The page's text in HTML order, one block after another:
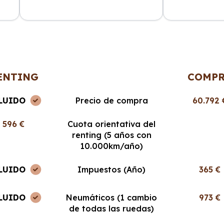
Precio de compra 60.792
596 €
Cuota orientativa del
renting (5 años con
10.000km/año)
Impuestos (Año) 365 €
Neumáticos (1 cambio
de todas las ruedas)
973 €